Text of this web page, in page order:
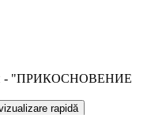
rapidă